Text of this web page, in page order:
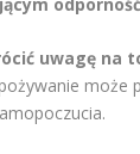
uwagę na
może